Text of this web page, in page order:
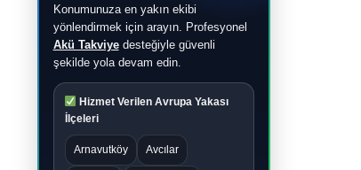
Konumunuza en yakın ekibi
yönlendirmek için arayın. Profesyonel
Akü Takviyedesteğiyle güvenli
şekilde yola devam edin.
Hizmet Verilen Avrupa Yakası
İlçeleri
Arnavutköy Avcılar